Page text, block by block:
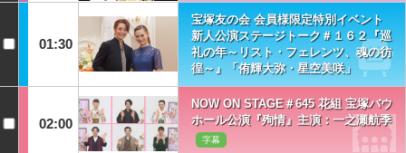
01:30
宝塚友の会 会員様限定特別イベント
新人公演ステージトーク＃１６２『巡
礼の年～リスト・フェレンツ、魂の彷
徨～』「侑輝大弥・星空美咲」
02:00
NOW ON STAGE＃645 花組 宝塚バウ
ホール公演『殉情』主演：一之瀬航季
字幕